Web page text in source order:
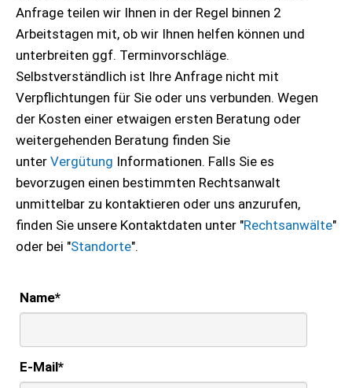
Anfrage teilen wir Ihnen in der Regel binnen 2
Arbeitstagen mit, ob wir Ihnen helfen können und
unterbreiten ggf. Terminvorschläge.
Selbstverständlich ist Ihre Anfrage nicht mit
Verpflichtungen für Sie oder uns verbunden. Wegen
der Kosten einer etwaigen ersten Beratung oder
weitergehenden Beratung finden Sie
unter Vergütung Informationen. Falls Sie es
bevorzugen einen bestimmten Rechtsanwalt
unmittelbar zu kontaktieren oder uns anzurufen,
finden Sie unsere Kontaktdaten unter "Rechtsanwälte"
oder bei "Standorte".
Name*
E-Mail*